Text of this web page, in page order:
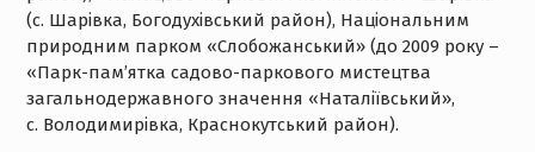
(с. Шарівка, Богодухівський район), Національним
природним парком «Слобожанський» (до 2009 року –
«Парк-пам’ятка садово-паркового мистецтва
загальнодержавного значення «Наталіївський»,
с. Володимирівка, Краснокутський район).